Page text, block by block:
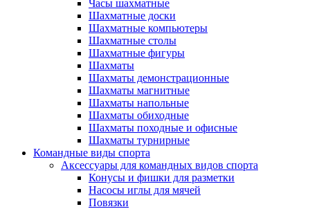
Часы шахматные
Шахматные доски
Шахматные компьютеры
Шахматные столы
Шахматные фигуры
Шахматы
Шахматы демонстрационные
Шахматы магнитные
Шахматы напольные
Шахматы обиходные
Шахматы походные и офисные
Шахматы турнирные
Командные виды спорта
Аксессуары для командных видов спорта
Конусы и фишки для разметки
Насосы иглы для мячей
Повязки